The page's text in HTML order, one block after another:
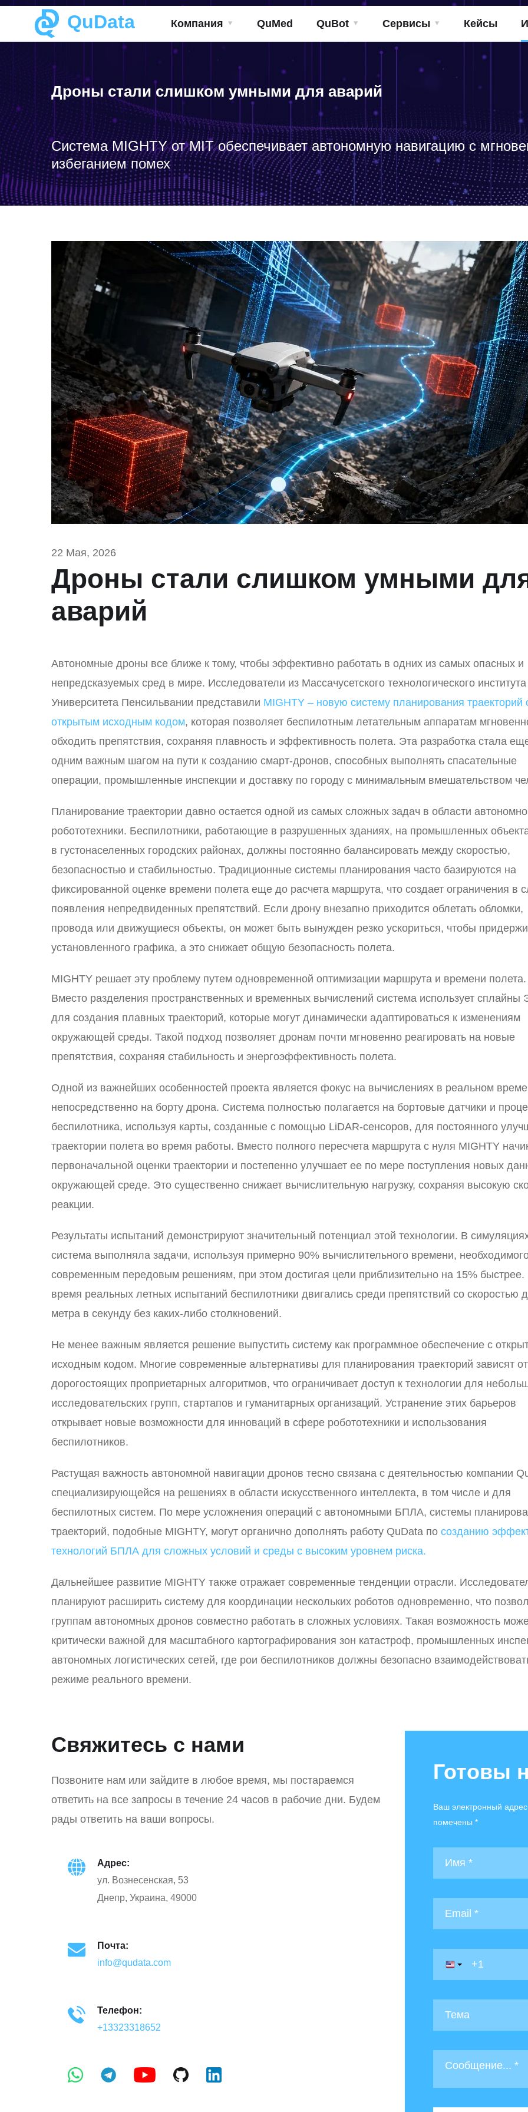
QuData Компания QuMed QuBot Сервисы Кейсы
Дроны стали слишком умными для аварий
Система MIGHTY от MIT обеспечивает автономную навигацию с
избеганием помех
22 Мая, 2026
Дроны стали слишком умными
аварий
Автономные дроны все ближе к тому, чтобы эффективно работать в одних из самых опасных и
непредсказуемых сред в мире. Исследователи из Массачусетского технологического
Университета Пенсильвании представили MIGHTY – новую систему планирования траекторий
открытым исходным кодом, которая позволяет беспилотным летательным аппаратам
обходить препятствия, сохраняя плавность и эффективность полета. Эта разработка стала
одним важным шагом на пути к созданию смарт-дронов, способных выполнять спасательные
операции, промышленные инспекции и доставку по городу с минимальным вмешательством
Планирование траектории давно остается одной из самых сложных задач в области
робототехники. Беспилотники, работающие в разрушенных зданиях, на промышленных
в густонаселенных городских районах, должны постоянно балансировать между скоростью,
безопасностью и стабильностью. Традиционные системы планирования часто базируются на
фиксированной оценке времени полета еще до расчета маршрута, что создает ограничения в
появления непредвиденных препятствий. Если дрону внезапно приходится облетать обломки,
провода или движущиеся объекты, он может быть вынужден резко ускориться, чтобы
установленного графика, а это снижает общую безопасность полета.
MIGHTY решает эту проблему путем одновременной оптимизации маршрута и времени полета.
Вместо разделения пространственных и временных вычислений система использует сплайны
для создания плавных траекторий, которые могут динамически адаптироваться к изменениям
окружающей среды. Такой подход позволяет дронам почти мгновенно реагировать на новые
препятствия, сохраняя стабильность и энергоэффективность полета.
Одной из важнейших особенностей проекта является фокус на вычислениях в реальном
непосредственно на борту дрона. Система полностью полагается на бортовые датчики и
беспилотника, используя карты, созданные с помощью LiDAR-сенсоров, для постоянного
траектории полета во время работы. Вместо полного пересчета маршрута с нуля MIGHTY
первоначальной оценки траектории и постепенно улучшает ее по мере поступления новых
окружающей среде. Это существенно снижает вычислительную нагрузку, сохраняя высокую
реакции.
Результаты испытаний демонстрируют значительный потенциал этой технологии. В
система выполняла задачи, используя примерно 90% вычислительного времени,
современным передовым решениям, при этом достигая цели приблизительно на 15% быстрее.
время реальных летных испытаний беспилотники двигались среди препятствий со скоростью
метра в секунду без каких-либо столкновений.
Не менее важным является решение выпустить систему как программное обеспечение с
исходным кодом. Многие современные альтернативы для планирования траекторий зависят от
дорогостоящих проприетарных алгоритмов, что ограничивает доступ к технологии для
исследовательских групп, стартапов и гуманитарных организаций. Устранение этих барьеров
открывает новые возможности для инноваций в сфере робототехники и использования
беспилотников.
Растущая важность автономной навигации дронов тесно связана с деятельностью компании
специализирующейся на решениях в области искусственного интеллекта, в том числе и для
беспилотных систем. По мере усложнения операций с автономными БПЛА, системы
траекторий, подобные MIGHTY, могут органично дополнять работу QuData по созданию
технологий БПЛА для сложных условий и среды с высоким уровнем риска.
Дальнейшее развитие MIGHTY также отражает современные тенденции отрасли.
планируют расширить систему для координации нескольких роботов одновременно, что
группам автономных дронов совместно работать в сложных условиях. Такая возможность
критически важной для масштабного картографирования зон катастроф, промышленных
автономных логистических сетей, где рои беспилотников должны безопасно
режиме реального времени.
Свяжитесь с нами
Позвоните нам или зайдите в любое время, мы постараемся
ответить на все запросы в течение 24 часов в рабочие дни. Будем
рады ответить на ваши вопросы.
Адрес:
ул. Вознесенская, 53
Днепр, Украина, 49000
Почта:
info@qudata.com
Телефон:
+13323318652
Готовы
Ваш электронный
помечены *